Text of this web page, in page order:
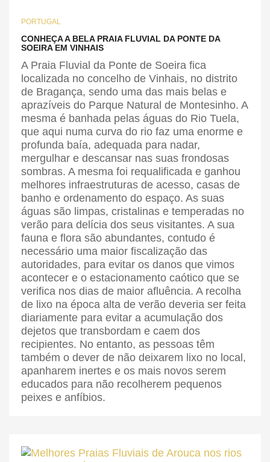
PORTUGAL
CONHEÇA A BELA PRAIA FLUVIAL DA PONTE DA
SOEIRA EM VINHAIS
A Praia Fluvial da Ponte de Soeira fica
localizada no concelho de Vinhais, no distrito
de Bragança, sendo uma das mais belas e
aprazíveis do Parque Natural de Montesinho. A
mesma é banhada pelas águas do Rio Tuela,
que aqui numa curva do rio faz uma enorme e
profunda baía, adequada para nadar,
mergulhar e descansar nas suas frondosas
sombras. A mesma foi requalificada e ganhou
melhores infraestruturas de acesso, casas de
banho e ordenamento do espaço. As suas
águas são limpas, cristalinas e temperadas no
verão para delícia dos seus visitantes. A sua
fauna e flora são abundantes, contudo é
necessário uma maior fiscalização das
autoridades, para evitar os danos que vimos
acontecer e o estacionamento caótico que se
verifica nos dias de maior afluência. A recolha
de lixo na época alta de verão deveria ser feita
diariamente para evitar a acumulação dos
dejetos que transbordam e caem dos
recipientes. No entanto, as pessoas têm
também o dever de não deixarem lixo no local,
apanharem inertes e os mais novos serem
educados para não recolherem pequenos
peixes e anfíbios.